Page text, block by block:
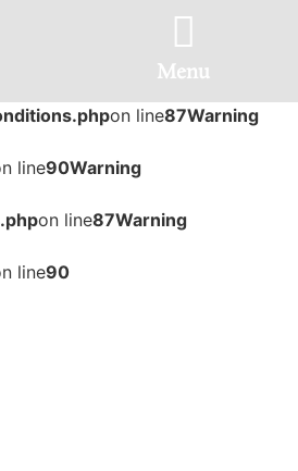
Menu
on line87Warning
line90Warning
on line87Warning
line90